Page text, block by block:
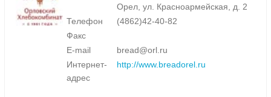
Орел, ул. Красноармейская, д. 2
Телефон
(4862)42-40-82
Факс
E-mail
bread@orl.ru
Интернет-
адрес
http://www.breadorel.ru